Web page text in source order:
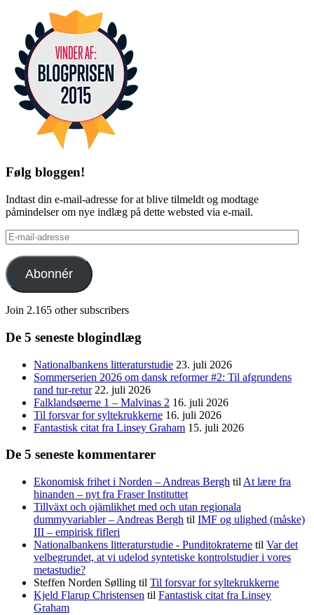
Følg bloggen!
Indtast din e-mail-adresse for at blive tilmeldt og modtage
påmindelser om nye indlæg på dette websted via e-mail.
E-
mail-
adresse
Abonnér
Join 2.165 other subscribers
De 5 seneste blogindlæg
Nationalbankens litteraturstudie 23. juli 2026
Sommerserien 2026 om dansk reformer #2: Til afgrundens
rand tur-retur 22. juli 2026
Falklandsøerne 1 – Malvinas 2 16. juli 2026
Til forsvar for syltekrukkerne 16. juli 2026
Fantastisk citat fra Linsey Graham 15. juli 2026
De 5 seneste kommentarer
Ekonomisk frihet i Norden – Andreas Bergh til At lære fra
hinanden – nyt fra Fraser Instituttet
Tillväxt och ojämlikhet med och utan regionala
dummyvariabler – Andreas Bergh til IMF og ulighed (måske)
III – empirisk fifleri
Nationalbankens litteraturstudie - Punditokraterne til Var det
velbegrundet, at vi udelod syntetiske kontrolstudier i vores
metastudie?
Steffen Norden Sølling til Til forsvar for syltekrukkerne
Kjeld Flarup Christensen til Fantastisk citat fra Linsey
Graham